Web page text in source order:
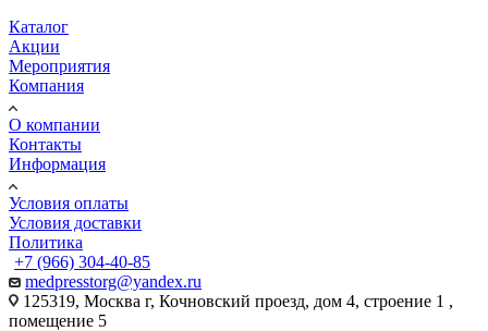
Каталог
Акции
Мероприятия
Компания
О компании
Контакты
Информация
Условия оплаты
Условия доставки
Политика
+7 (966) 304-40-85
medpresstorg@yandex.ru
125319, Москва г, Кочновский проезд, дом 4, строение 1 ,
помещение 5